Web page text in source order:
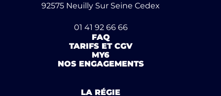
92575 Neuilly Sur Seine Cedex
01 41 92 66 66
FAQ
TARIFS ET CGV
MY6
NOS ENGAGEMENTS
LA RÉGIE